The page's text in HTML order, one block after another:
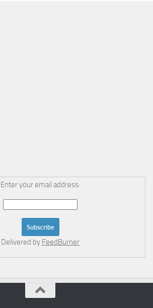
Enter your email address:
Delivered by FeedBurner